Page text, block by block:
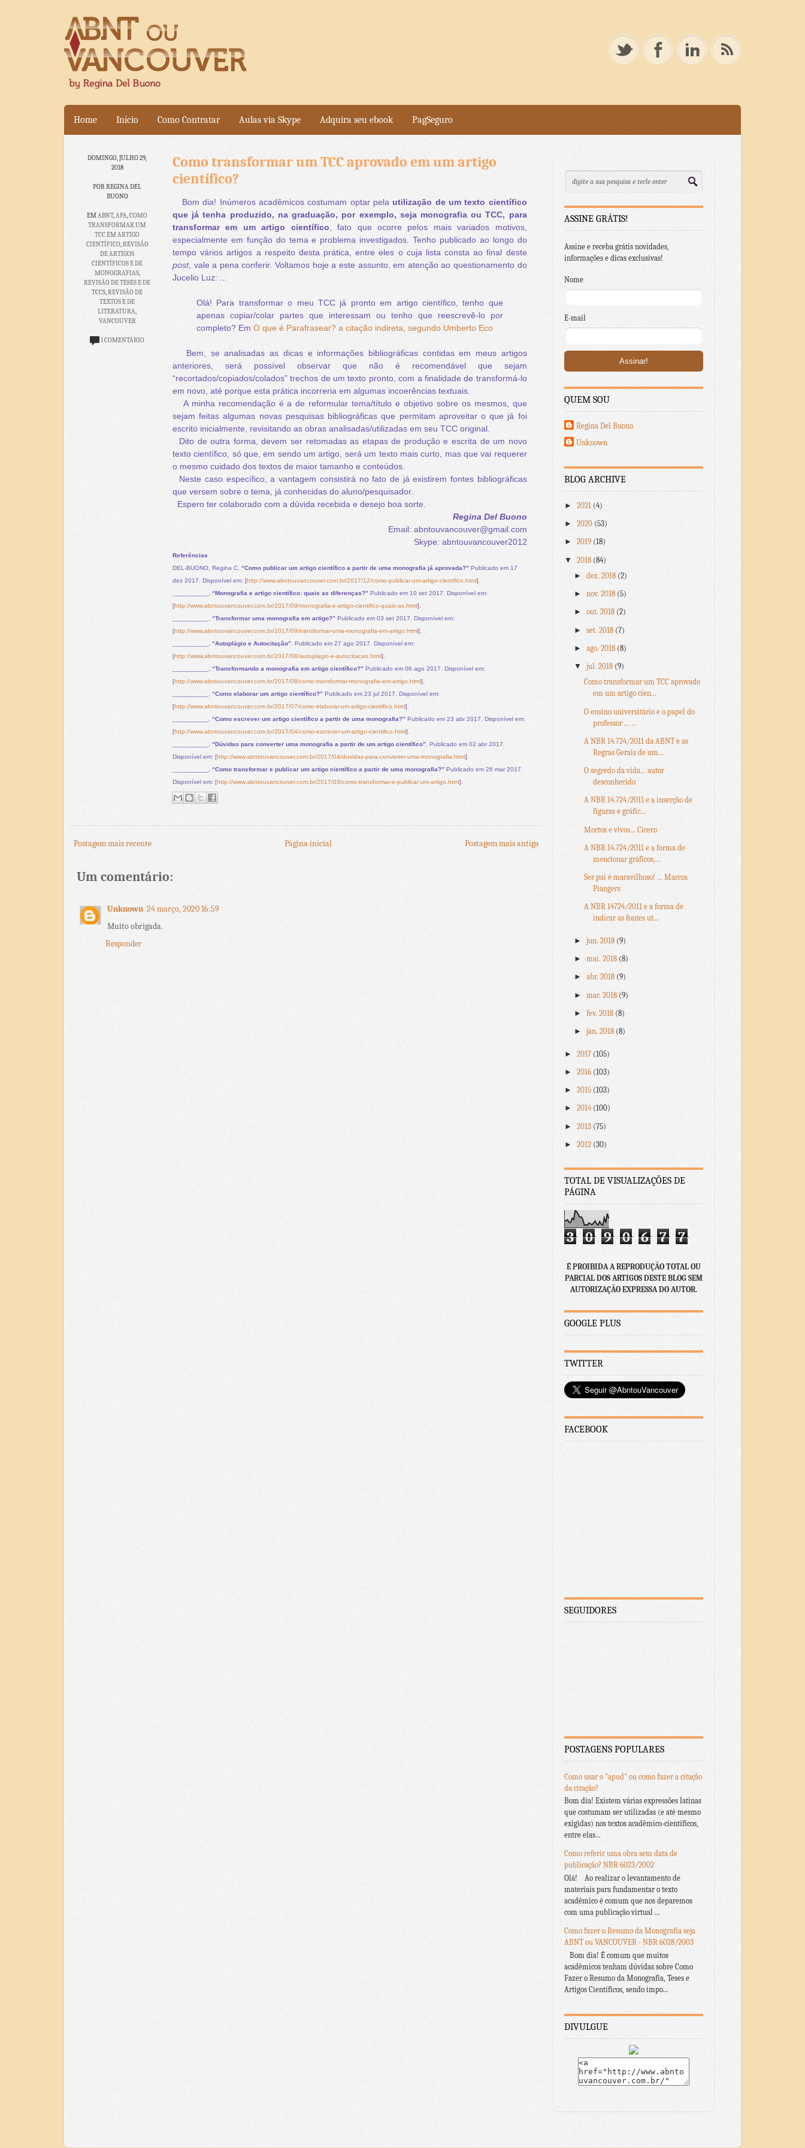
Home Início Como Contratar Aulas via Skype Adquira seu ebook PagSeguro
DOMINGO, JULHO 29,
2018
POR REGINA DEL
BUONO
EMABNT,APA,COMO
TRANSFORMAR UM
TCC EM ARTIGO
CIENTÍFICO,REVISÃO
DE ARTIGOS
CIENTÍFICOS E DE
MONOGRAFIAS,
REVISÃO DE TESES E DE
TCCS,REVISÃO DE
TEXTOS E DE
LITERATURA,
VANCOUVER
1 COMENTÁRIO
Como transformar um TCC aprovado em um artigo
científico?
Bom dia! Inúmeros acadêmicos costumam optar pelautilização de um texto científico
que já tenha produzido, na graduação, por exemplo, seja monografia ou TCC, para
transformar em um artigo científico , fato que ocorre pelos mais variados motivos,
especialmente em função do tema e problema investigados. Tenho publicado ao longo do
tempo vários artigos a respeito desta prática, entre eles o cuja lista consta ao final deste
post, vale a pena conferir. Voltamos hoje a este assunto, em atenção ao questionamento do
Jucelio Luz: ...
Olá! Para transformar o meu TCC já pronto em artigo científico, tenho que
apenas copiar/colar partes que interessam ou tenho que reescrevê-lo por
completo? Em O que é Parafrasear? a citação indireta, segundo Umberto Eco
Bem, se analisadas as dicas e informações bibliográficas contidas em meus artigos
anteriores, será possível observar que não é recomendável que sejam
“recortados/copiados/colados” trechos de um texto pronto, com a finalidade de transformá-lo
em novo, até porque esta prática incorreria em algumas incoerências textuais.
A minha recomendação é a de reformular tema/título e objetivo sobre os mesmos, que
sejam feitas algumas novas pesquisas bibliográficas que permitam aproveitar o que já foi
escrito inicialmente, revisitando as obras analisadas/utilizadas em seu TCC original.
Dito de outra forma, devem ser retomadas as etapas de produção e escrita de um novo
texto científico, só que, em sendo um artigo, será um texto mais curto, mas que vai requerer
o mesmo cuidado dos textos de maior tamanho e conteúdos.
Neste caso específico, a vantagem consistirá no fato de já existirem fontes bibliográficas
que versem sobre o tema, já conhecidas do aluno/pesquisador.
Espero ter colaborado com a dúvida recebida e desejo boa sorte.
Regina Del Buono
Email: abntouvancouver@gmail.com
Skype: abntouvancouver2012
Referências
DEL-BUONO, Regina C. “Como publicar um artigo científico a partir de uma monografia já aprovada?” Publicado em 17
dez 2017. Disponível em: [http://www.abntouvancouver.com.br/2017/12/como-publicar-um-artigo-cientifico.html].
“Monografia e artigo científico: quais as diferenças?” Publicado em 10 set 2017. Disponível em:
[http://www.abntouvancouver.com.br/2017/09/monografia-e-artigo-cientifico-quais-as.html].
“Transformar uma monografia em artigo?” Publicado em 03 set 2017. Disponível em:
[http://www.abntouvancouver.com.br/2017/09/transformar-uma-monografia-em-artigo.html].
“Autoplágio e Autocitação” . Publicado em 27 ago 2017. Disponível em:
[http://www.abntouvancouver.com.br/2017/08/autoplagio-e-autocitacao.html].
“Transformando a monografia em artigo científico?” Publicado em 06 ago 2017. Disponível em:
[http://www.abntouvancouver.com.br/2017/08/como-transformar-monografia-em-artigo.html].
“Como elaborar um artigo científico?” Publicado em 23 jul 2017. Disponível em:
[http://www.abntouvancouver.com.br/2017/07/como-elaborar-um-artigo-cientifico.html].
“Como escrever um artigo científico a partir de uma monografia?” Publicado em 23 abr 2017. Disponível em:
[http://www.abntouvancouver.com.br/2017/04/como-escrever-um-artigo-cientifico.html].
“Dúvidas para converter uma monografia a partir de um artigo científico” . Publicado em 02 abr 2017.
Disponível em: [http://www.abntouvancouver.com.br/2017/04/duvidas-para-converter-uma-monografia.html].
“Como transformar e publicar um artigo científico a partir de uma monografia?” Publicado em 26 mar 2017.
Disponível em: [http://www.abntouvancouver.com.br/2017/03/como-transformar-e-publicar-um-artigo.html].
Postagem mais recente Postagem mais antiga
Página inicial
Um comentário:
Unknown 24 março, 2020 16:59
Muito obrigada.
Responder
ASSINE GRÁTIS!
Assine e receba grátis novidades,
informações e dicas exclusivas!
Nome
E-mail
QUEM SOU
Regina Del Buono
Unknown
BLOG ARCHIVE
►2021 (4)
►2020 (53)
►2019 (18)
▼2018 (84)
► dez. 2018 (2)
► nov. 2018 (5)
► out. 2018 (2)
► set. 2018 (7)
► ago. 2018 (8)
▼ jul. 2018 (9)
Como transformar um TCC aprovado
em um artigo cien...
O ensino universitário e o papel do
professor ... ...
A NBR 14.724/2011 da ABNT e as
Regras Gerais de um...
O segredo da vida... autor
desconhecido
A NBR 14.724/2011 e a inserção de
figuras e gráfic...
Mortos e vivos... Cícero
A NBR 14.724/2011 e a forma de
mencionar gráficos,...
Ser pai é maravilhoso! ... Marcos
Piangers
A NBR 14724/2011 e a forma de
indicar as fontes ut...
► jun. 2018 (9)
► mai. 2018 (8)
► abr. 2018 (9)
► mar. 2018 (9)
► fev. 2018 (8)
► jan. 2018 (8)
►2017 (105)
►2016 (103)
►2015 (103)
►2014 (100)
►2013 (75)
►2012 (30)
TOTAL DE VISUALIZAÇÕES DE
PÁGINA
3 0 9 0 6 7 7
É PROIBIDA A REPRODUÇÃO TOTAL OU
PARCIAL DOS ARTIGOS DESTE BLOG SEM
AUTORIZAÇÃO EXPRESSA DO AUTOR.
GOOGLE PLUS
TWITTER
FACEBOOK
SEGUIDORES
POSTAGENS POPULARES
Como usar o "apud" ou como fazer a citação
da citação?
Bom dia! Existem várias expressões latinas
que costumam ser utilizadas (e até mesmo
exigidas) nos textos acadêmico-científicos,
entre elas...
Como referir uma obra sem data de
publicação? NBR 6023/2002
Olá! Ao realizar o levantamento de
materiais para fundamentar o texto
acadêmico é comum que nos deparemos
com uma publicação virtual ...
Como fazer o Resumo da Monografia seja
ABNT ou VANCOUVER - NBR 6028/2003
Bom dia! É comum que muitos
acadêmicos tenham dúvidas sobre Como
Fazer o Resumo da Monografia, Teses e
Artigos Científicos, sendo impo...
DIVULGUE